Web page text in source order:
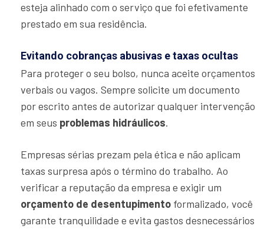
esteja alinhado com o serviço que foi efetivamente
prestado em sua residência.
Evitando cobranças abusivas e taxas ocultas
Para proteger o seu bolso, nunca aceite orçamentos
verbais ou vagos. Sempre solicite um documento
por escrito antes de autorizar qualquer intervenção
em seus problemas hidráulicos.
Empresas sérias prezam pela ética e não aplicam
taxas surpresa após o término do trabalho. Ao
verificar a reputação da empresa e exigir um
orçamento de desentupimento formalizado, você
garante tranquilidade e evita gastos desnecessários